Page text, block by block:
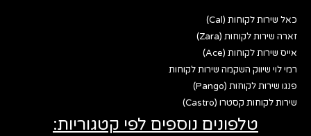
כאל שירות לקוחות (Cal)
זארה שירות לקוחות (Zara)
אייס שירות לקוחות (Ace)
רמי לוי שיווק השקמה שירות לקוחות
פנגו שירות לקוחות (Pango)
שירות לקוחות קסטרו (Castro)
טלפונים נוספים לפי קטגוריות: